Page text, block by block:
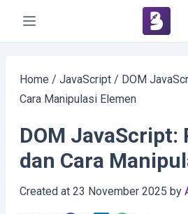
Home / JavaScript / DOM
Cara Manipulasi Elemen
DOM JavaScript:
dan Cara
Created at 23 November 2025 by